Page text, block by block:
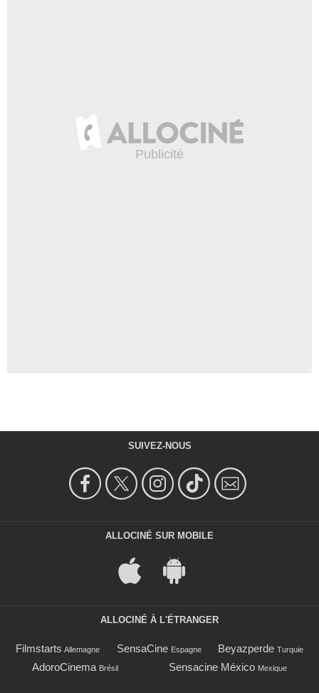
SUIVEZ-NOUS
ALLOCINÉ SUR MOBILE
ALLOCINÉ À L'ÉTRANGER
Filmstarts Allemagne SensaCine Espagne Beyazperde Turquie
AdoroCinema Brésil Sensacine México Mexique